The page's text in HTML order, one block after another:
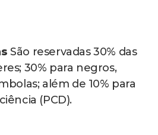
São reservadas 30% das
30% para negros,
além de 10% para
(PCD).